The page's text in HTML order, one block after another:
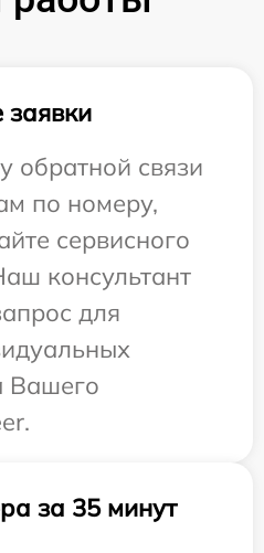
обратной связи
по номеру,
сервисного
консультант
для
Вашего
за 35 минут